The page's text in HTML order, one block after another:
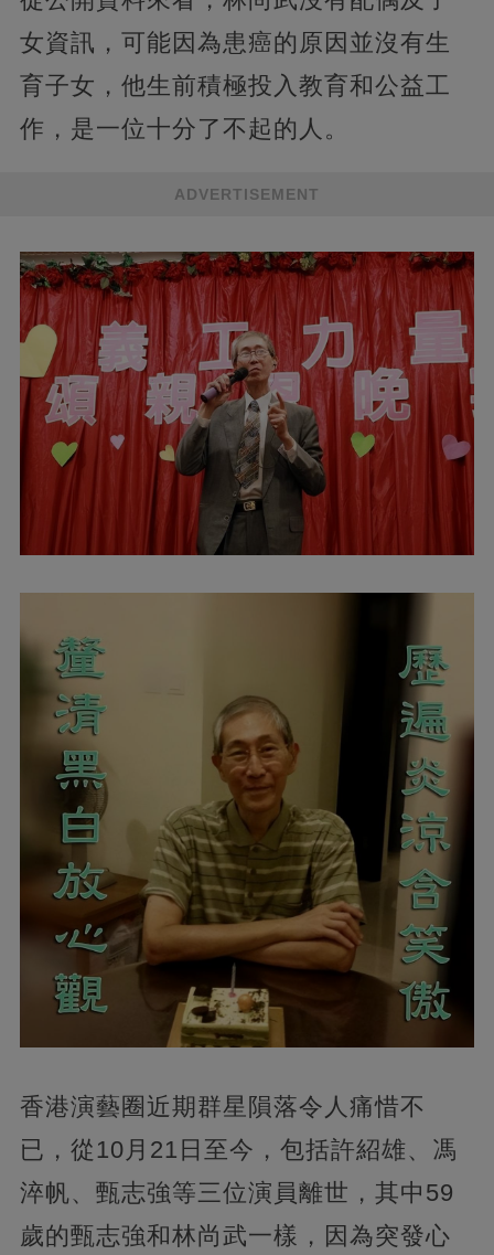
女資訊，可能因為患癌的原因並沒有生
育子女，他生前積極投入教育和公益工
作，是一位十分了不起的人。
ADVERTISEMENT
香港演藝圈近期群星隕落令人痛惜不
已，從10月21日至今，包括許紹雄、馮
淬帆、甄志強等三位演員離世，其中59
歲的甄志強和林尚武一樣，因為突發心